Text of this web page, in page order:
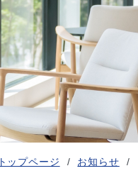
トップページ お知らせ